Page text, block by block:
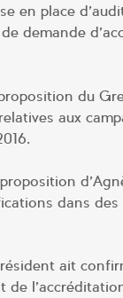
en place
demande
du
aux
dans
ait
de